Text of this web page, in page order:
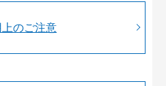
上のご注意